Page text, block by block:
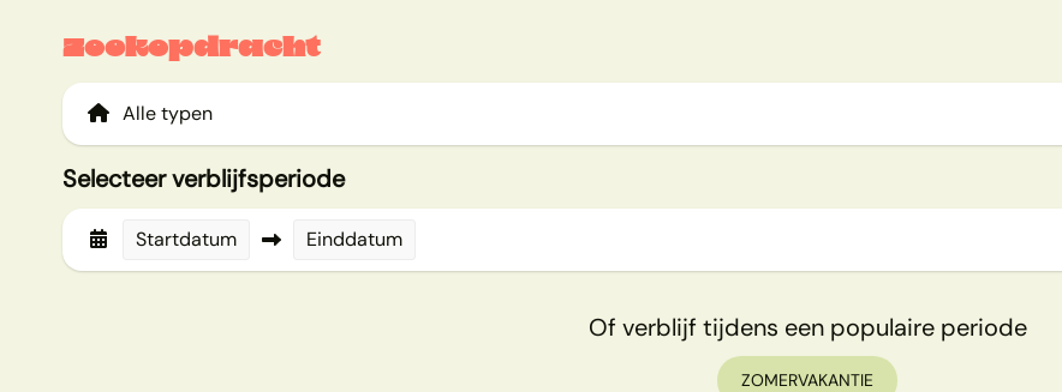
Zoekopdracht
Selecteer verblijfsperiode
Startdatum Einddatum
Of verblijf tijdens een populaire periode
ZOMERVAKANTIE